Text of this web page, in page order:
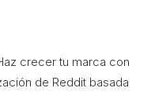
crecer tu marca con
de Reddit basada